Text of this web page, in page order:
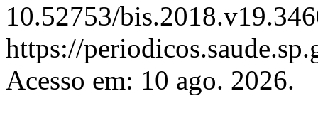
10.52753/
https://
Acesso em: 10 ago. 2026.